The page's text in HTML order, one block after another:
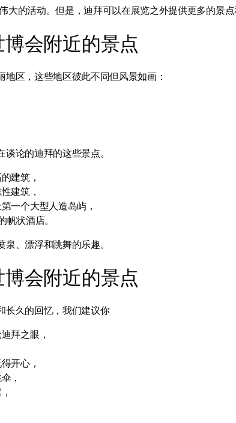
大的活动。但是，迪拜可以在展览之外提供更多的景点
会附近的景点
区，这些地区彼此不同但风景如画：
论的迪拜的这些景点。
建筑，
建筑，
一个大型人造岛屿，
状酒店。
、漂浮和跳舞的乐趣。
会附近的景点
长久的回忆，我们建议你
拜之眼，
开心，
，